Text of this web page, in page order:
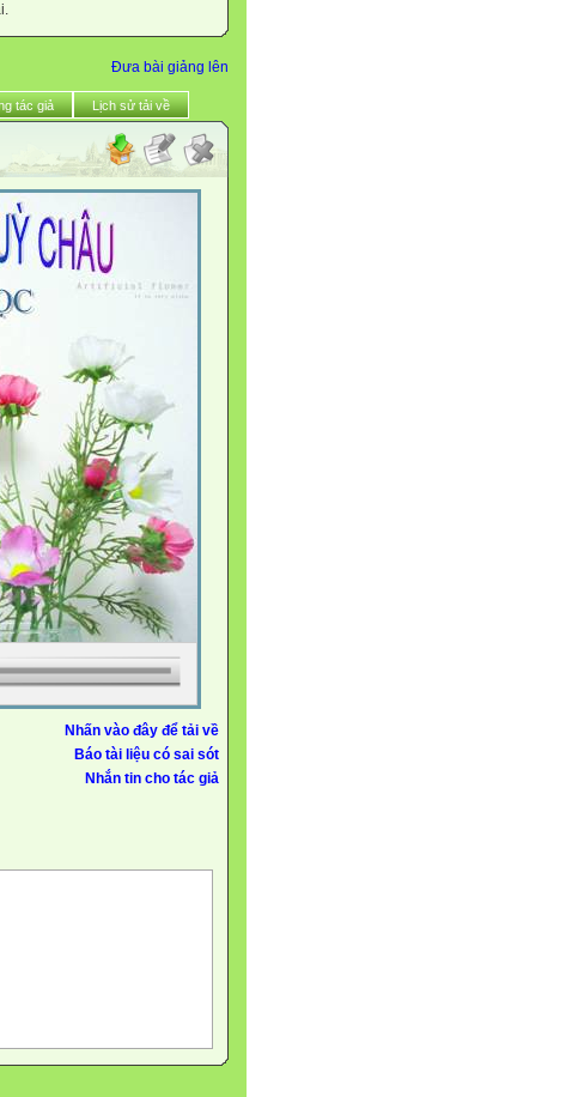
Đưa bài giảng lên
tác giả Lịch sử tải về
Nhấn vào đây để tải về
Báo tài liệu có sai sót
Nhắn tin cho tác giả